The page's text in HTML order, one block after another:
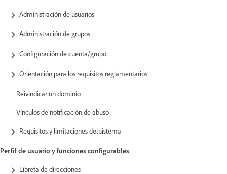
Administración de usuarios
Administración de grupos
Configuración de cuenta/grupo
Orientación para los requisitos reglamentarios
Reivindicar un dominio
Vínculos de notificación de abuso
Requisitos y limitaciones del sistema
Perfil de usuario y funciones configurables
Libreta de direcciones